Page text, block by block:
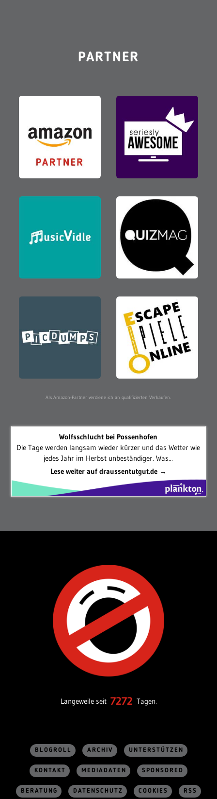
PARTNER
Als Amazon-Partner verdiene ich an qualifizierten Verkäufen.
Wolfsschlucht bei Possenhofen
Die Tage werden langsam wieder kürzer und das Wetter wie
jedes Jahr im Herbst unbeständiger. Was...
Lese weiter auf draussentutgut.de →
Langeweile seit 7272 Tagen.
BLOGROLL ARCHIV UNTERSTÜTZEN
KONTAKT MEDIADATEN SPONSORED
BERATUNG DATENSCHUTZ COOKIES RSS